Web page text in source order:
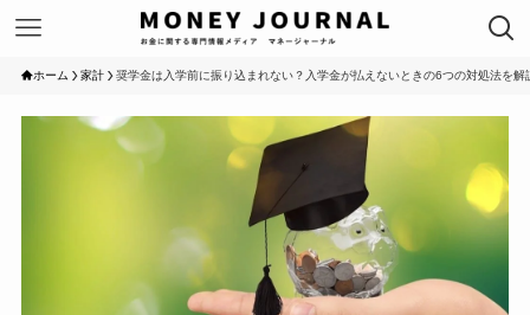
ホーム 家計 奨学金は入学前に振り込まれない？入学金が払えないときの6つの対処法を解